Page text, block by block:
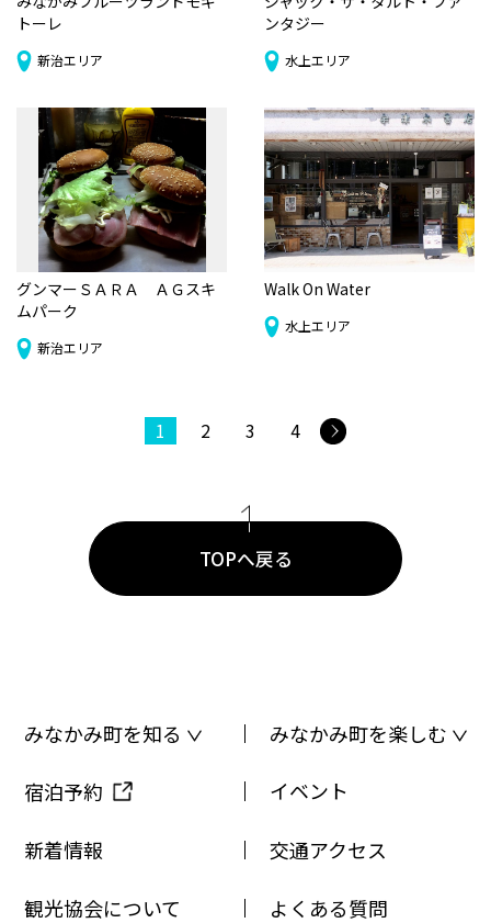
トーレ
新治エリア
ンタジー
水上エリア
グンマーＳＡＲＡ ＡＧスキ
ムパーク
新治エリア
Walk On Water
水上エリア
1 2 3 4
TOPへ戻る
みなかみ町を知る みなかみ町を楽しむ
宿泊予約 イベント
新着情報 交通アクセス
観光協会について よくある質問